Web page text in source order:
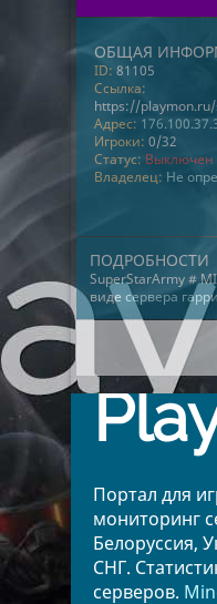
ОБЩАЯ
ID: 81105
Ссылка:
https://
Адрес:
Игроки: 0/32
Статус: Выключен
Владелец: Не
ПОДРОБНОСТИ
SuperStarArmy #
виде сервера
Портал для
мониторинг
Белоруссия,
СНГ.
серверов.